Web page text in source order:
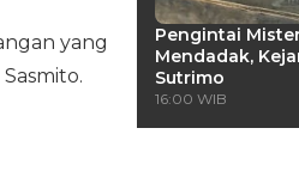
yang
Pengintai
Mendadak,
Sutrimo
16:00 WIB